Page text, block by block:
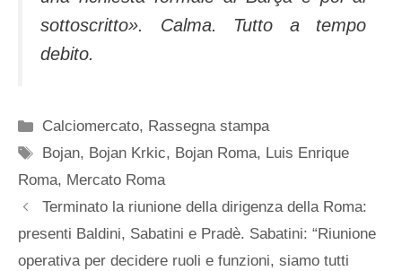
sottoscritto». Calma. Tutto a tempo
debito.
Categorie
Calciomercato, Rassegna stampa
Tag
Bojan, Bojan Krkic, Bojan Roma, Luis Enrique
Roma, Mercato Roma
Terminato la riunione della dirigenza della Roma:
presenti Baldini, Sabatini e Pradè. Sabatini: “Riunione
operativa per decidere ruoli e funzioni, siamo tutti